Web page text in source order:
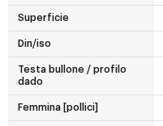
Superficie
Din/iso
Testa bullone / profilo
dado
Femmina [pollici]